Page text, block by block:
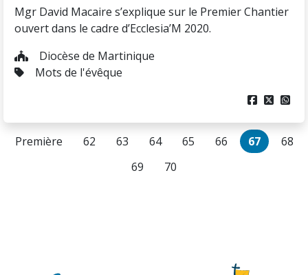
Mgr David Macaire s’explique sur le Premier Chantier
ouvert dans le cadre d’Ecclesia’M 2020.
Diocèse de Martinique
Mots de l'évêque
  
Première 62 63 64 65 66 67
68
69
70